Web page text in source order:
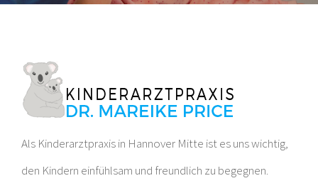
Als Kinderarztpraxis in Hannover Mitte ist es uns wichtig,
den Kindern einfühlsam und freundlich zu begegnen.